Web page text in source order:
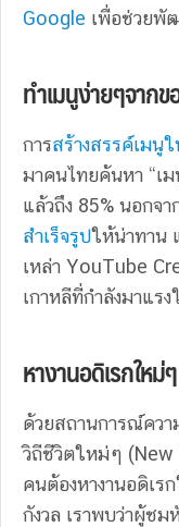
Google เพื่อช่วยพั
ทำเมนูง่ายๆจากข
การสร้างสรรค์เมนู
มาคนไทยค้นหา “เ
แล้วถึง 85% นอกจา
สำเร็จรูปให้น่าทาน
เหล่า YouTube
เกาหลีที่กำลังมาแร
หางานอดิเรกใหม่ๆ
ด้วยสถานการณ์คว
วิถีชีวิตใหม่ๆ (New
คนต้องหางานอดิเร
กังวล เราพบว่าผู้ชม